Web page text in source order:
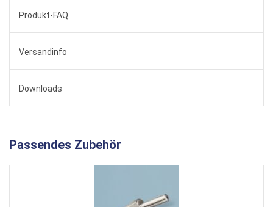
Produkt-FAQ
Versandinfo
Downloads
Passendes Zubehör